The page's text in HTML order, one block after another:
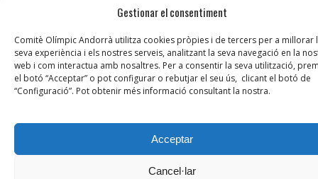
Gestionar el consentiment
Comitè Olímpic Andorrà utilitza cookies pròpies i de tercers per a millorar
seva experiència i els nostres serveis, analitzant la seva navegació en la
web i com interactua amb nosaltres. Per a consentir la seva utilització,
el botó “Acceptar” o pot configurar o rebutjar el seu ús, clicant el botó de
“Configuració”. Pot obtenir més informació consultant la nostra.
Acceptar
Cancel·lar